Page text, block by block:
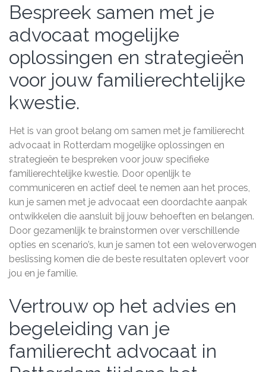
Bespreek samen met je
advocaat mogelijke
oplossingen en strategieën
voor jouw familierechtelijke
kwestie.
Het is van groot belang om samen met je familierecht
advocaat in Rotterdam mogelijke oplossingen en
strategieën te bespreken voor jouw specifieke
familierechtelijke kwestie. Door openlijk te
communiceren en actief deel te nemen aan het proces,
kun je samen met je advocaat een doordachte aanpak
ontwikkelen die aansluit bij jouw behoeften en belangen.
Door gezamenlijk te brainstormen over verschillende
opties en scenario’s, kun je samen tot een weloverwogen
beslissing komen die de beste resultaten oplevert voor
jou en je familie.
Vertrouw op het advies en
begeleiding van je
familierecht advocaat in